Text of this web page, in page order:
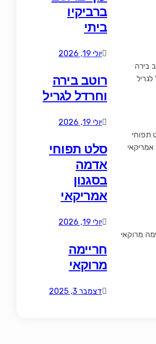
ברביקיו
ביתי
יולי 19, 2026
רוטב בירה
וחרדל לגריל
יולי 19, 2026
סלט תפוחי
אדמה
בסגנון
אמריקאי
יולי 19, 2026
חריימה
מרוקאי
דצמבר 3, 2025